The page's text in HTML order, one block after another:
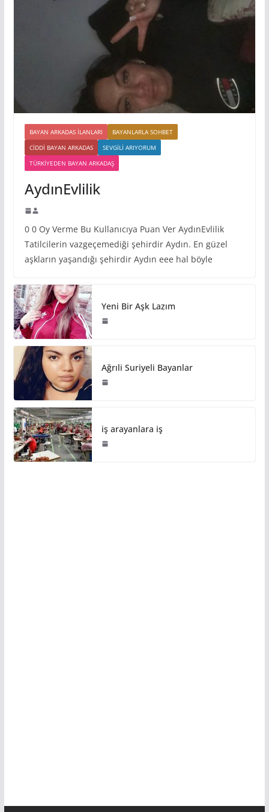
BAYAN ARKADAS ILANLARI
BAYANLARLA SOHBET
CIDDI BAYAN ARKADAS
SEVGILI ARIYORUM
TÜRKIYEDEN BAYAN ARKADAŞ
AydınEvlilik
0 0 Oy Verme Bu Kullanıcıya Puan Ver AydınEvlilik
Tatilcilerin vazgeçemediği şehirdir Aydın. En güzel
aşkların yaşandığı şehirdir Aydın eee hal böyle
Yeni Bir Aşk Lazım
Ağrıli Suriyeli Bayanlar
iş arayanlara iş